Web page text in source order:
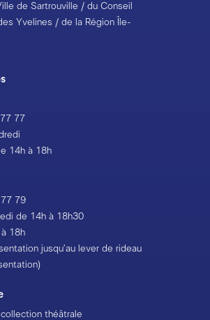
de Sartrouville / du Conseil
Yvelines / de la Région Île-
77
14h à 18h
79
de 14h à 18h30
18h
jusqu’au lever de rideau
théâtrale